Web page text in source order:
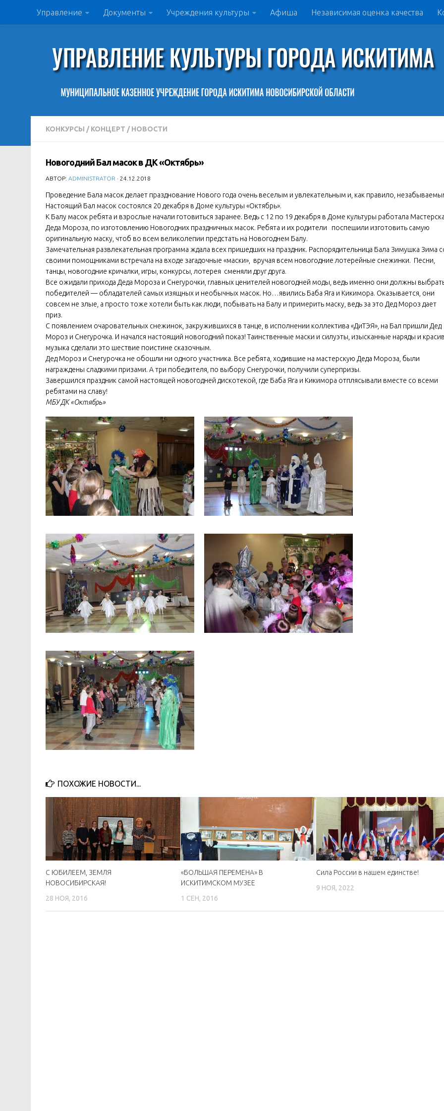
Управление Документы Учреждения культуры Афиша Независимая оценка качества
КОНКУРСЫ / КОНЦЕРТ / НОВОСТИ
Новогодний Бал масок в ДК «Октябрь»
АВТОР: ADMINISTRATOR · 24.12.2018
Проведение Бала масок делает празднование Нового года очень веселым и увлекательным и, как правило,
Настоящий Бал масок состоялся 20 декабря в Доме культуры «Октябрь».
К Балу масок ребята и взрослые начали готовиться заранее. Ведь с 12 по 19 декабря в Доме культуры работала
Деда Мороза, по изготовлению Новогодних праздничных масок. Ребята и их родители поспешили изготовить самую
оригинальную маску, чтоб во всем великолепии предстать на Новогоднем Балу.
Замечательная развлекательная программа ждала всех пришедших на праздник. Распорядительница Бала Зимушка Зима
своими помощниками встречала на входе загадочные «маски», вручая всем новогодние лотерейные снежинки. Песни,
танцы, новогодние кричалки, игры, конкурсы, лотерея сменяли друг друга.
Все ожидали прихода Деда Мороза и Снегурочки, главных ценителей новогодней моды, ведь именно они должны
победителей — обладателей самых изящных и необычных масок. Но…явились Баба Яга и Кикимора. Оказывается, они
совсем не злые, а просто тоже хотели быть как люди, побывать на Балу и примерить маску, ведь за это Дед Мороз дает
приз.
С появлением очаровательных снежинок, закружившихся в танце, в исполнении коллектива «ДиТЭЯ», на Бал пришли Дед
Мороз и Снегурочка. И начался настоящий новогодний показ! Таинственные маски и силуэты, изысканные наряды и
музыка сделали это шествие поистине сказочным.
Дед Мороз и Снегурочка не обошли ни одного участника. Все ребята, ходившие на мастерскую Деда Мороза, были
награждены сладкими призами. А три победителя, по выбору Снегурочки, получили суперпризы.
Завершился праздник самой настоящей новогодней дискотекой, где Баба Яга и Кикимора отплясывали вместе со всеми
ребятами на славу!
МБУ ДК «Октябрь»
ПОХОЖИЕ НОВОСТИ...
С ЮБИЛЕЕМ, ЗЕМЛЯ
НОВОСИБИРСКАЯ!
28 НОЯ, 2016
«БОЛЬШАЯ ПЕРЕМЕНА» В
ИСКИТИМСКОМ МУЗЕЕ
1 СЕН, 2016
Сила России в нашем единстве!
9 НОЯ, 2022